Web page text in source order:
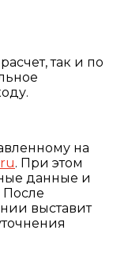
так и по
на
. При этом
данные и
выставит